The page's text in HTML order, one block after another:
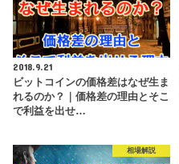
2018.9.21
ビットコインの価格差はなぜ生ま
れるのか？｜価格差の理由とそこ
で利益を出せ…
相場解説